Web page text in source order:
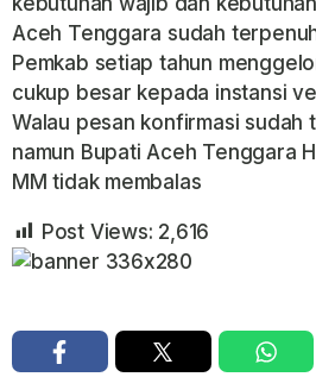
Aceh Tenggara sudah
Pemkab setiap tahun
cukup besar kepada instansi
Walau pesan konfirmasi sudah
namun Bupati Aceh Tenggara
MM tidak membalas
Post Views: 2,616